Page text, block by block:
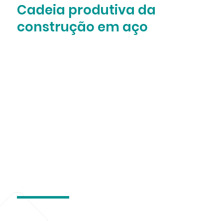
Cadeia produtiva da
construção em aço